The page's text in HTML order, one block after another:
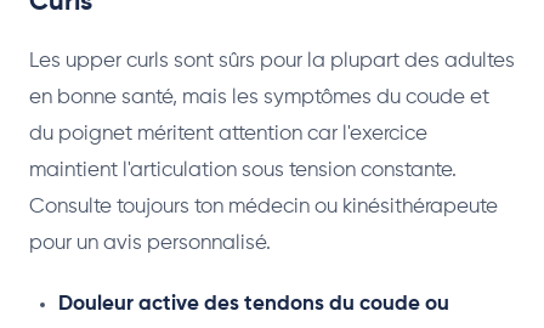
Les upper curls sont sûrs pour la plupart des adultes
en bonne santé, mais les symptômes du coude et
du poignet méritent attention car l'exercice
maintient l'articulation sous tension constante.
Consulte toujours ton médecin ou kinésithérapeute
pour un avis personnalisé.
Douleur active des tendons du coude ou